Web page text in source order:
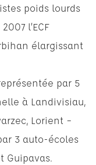
poids lourds
l’ECF
élargissant
par 5
à Landivisiau,
Lorient –
3 auto-écoles
Guipavas.